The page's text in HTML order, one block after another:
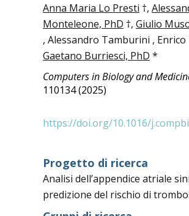
Anna Maria Lo Presti †,
Monteleone, PhD †, Giulio
, Alessandro Tamburini , Enrico
Gaetano Burriesci, PhD *
Computers in Biology and
110134 (2025)
https://doi.org/10.1016/
Progetto di ricerca
Analisi dell’appendice atriale
predizione del rischio di